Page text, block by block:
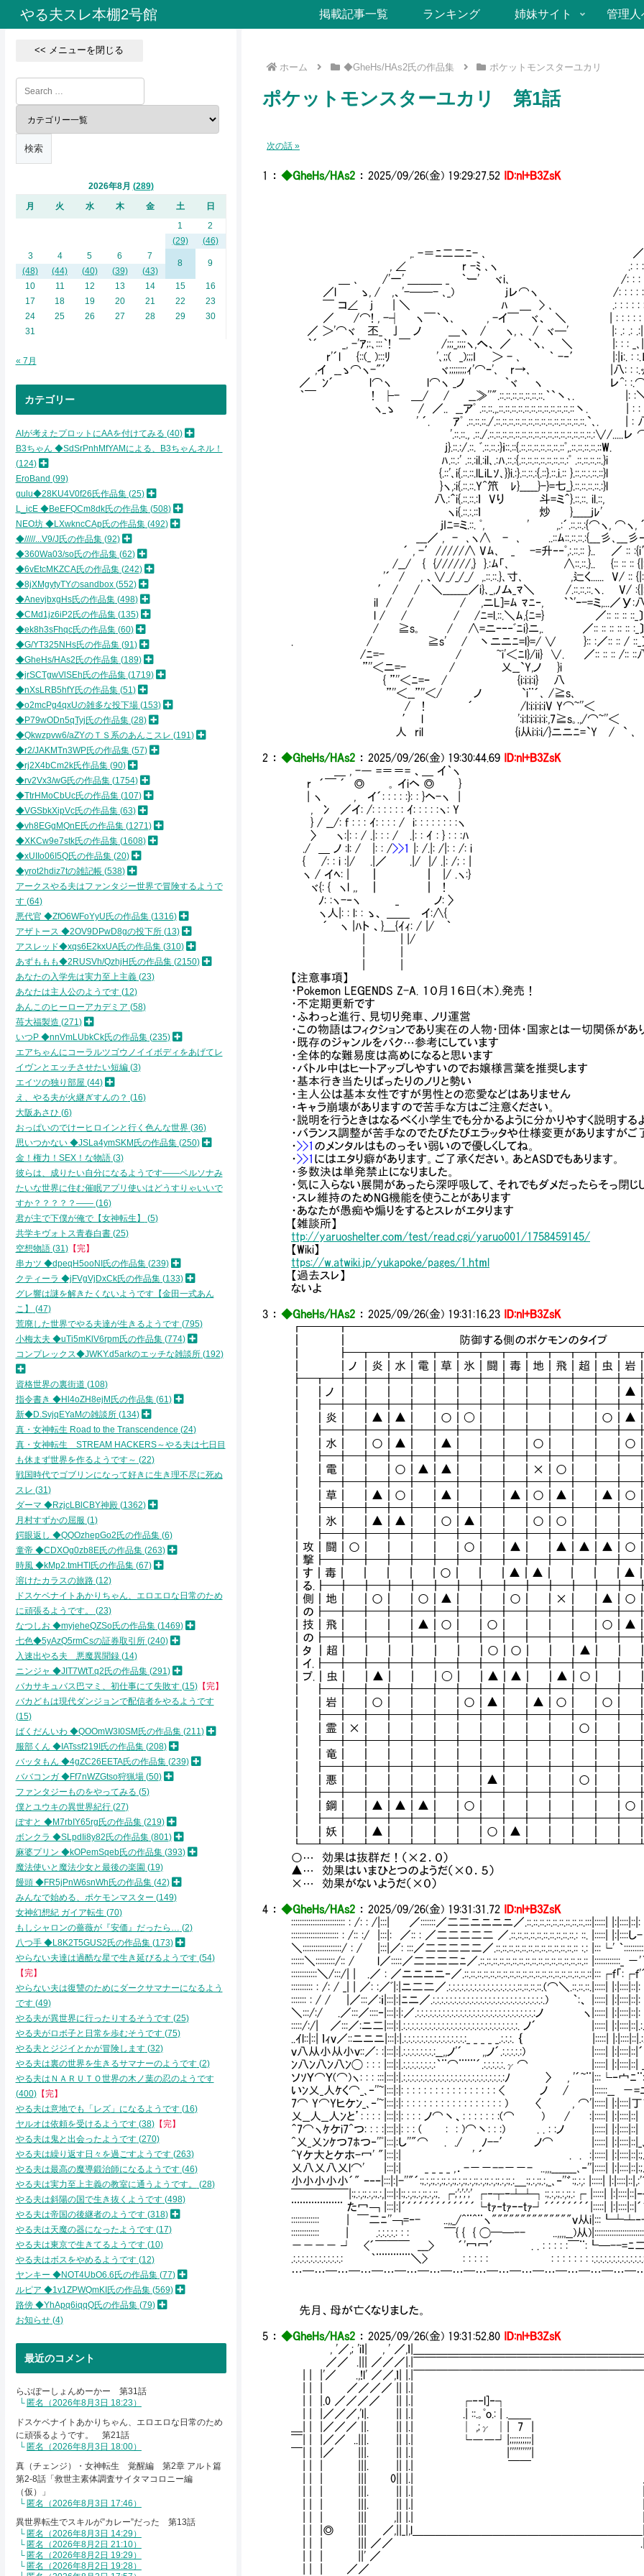
やる夫スレ本棚2号館 掲載記事一覧 ランキング 姉妹サイト 管理人
ホーム ◆GheHs/HAs2氏の作品集 ポケットモンスターユカリ
ポケットモンスターユカリ 第1話
次の話 »
1 ： ◆GheHs/HAs2 ： 2025/09/26(金) 19:29:27.52
ID:nl+B3ZsK
／
( :〈 .
＼〉‐…─へ : : : :
／￣／⌒＼: : : : :＼: :
,. -＝ﾆ二二ﾆ- ､ ／: : ／ : : : |ﾍ:.:＼: :
, ∠ r -ﾐ ､ヽ .: : :／:/: : |: : | ‘, : : ＼:
＿ ､ /'一' ＿＿＿ _ ｀ー' ヾi､ /: : : : :/: : : |: : |:
／l ゝ, / ,、'-──- ､_) jレ⌒ヽ /: : : : : : : : : :| : : : :
￣ コ∠ j | ＼ ﾊ ＿ > ､ .: : : : : : | : : : : : : |: :
／ /⌒! , -┤ ヽ￣｀ヽ､ , -イ￣ ヾ、 ＼ | : : : : : i|: : :. :.|: : |
／ ＞'⌒ヾ 丕_ 亅 ノ ＿ヽ / ヽ, ､ / ヾ─' |: .: .: .:|八 : : : |: :
｀´ _, -'ｱ;:､:::｀! ￣ /;;;_;;;;ヽ,へ、 ／ ｀ヽ､ ＼ |: : : _､| ‐…: :.
r'´l {::(_ ):::ﾘ '､;;( _);;;I ＞ - ､ ｀ -‐′ |:|ｉ:. : :.レ ⌒＼: :
,イ __ゝ⌒ヽ-"′ ヾ;;;;;;;;ｨ'⌒ｰ'､ r→､ |八: : :.ｯ劣恣 ＼: :
／ ﾝ´ l⌒ヽ l⌒ヽ _ノ ｀ヾ ヽ レ^: :.⌒込vﾂ
｀￣ ! ├- ＿/ / __≫''".::.::.::.::.::.::.::.｀`丶､. |: :＼
ヽ_ゝ / ／.. __アﾟ .::.::.,.::.::.::.::.::.::.::.::.::.::.::.::丶.
' ´. ｱﾟ .::.::.::./.::.::.::.::.::.::.::.::.::.::.::.::.::.::.`､. | : 八: : :〕ｈ｡
'.::.::., .::./.::.::.::.::.::.::.::.::.::.::.::.::.::.::.::.::.:∨/.....レ ⌒＼
j}.::.:/.::. ﾞ.::.::.:}ｉ::.::{.::.::.::.::.::.::.::ﾟ,.::.::.::.::.::W.
ﾊ.::.:' .::.:il.:il､.:ﾊ.::.:{.::.::.::.::.::.::.::.:ﾟ .::.::.::.::.}i /
{.::'､i{.::.::.lLiLｿ､}}i.:}.::.::.:{.::}.::.i.:: }.::.::.:.::.::}l
}ヽ,:i{.::.::.Y^笊㍉ﾚ}_____}-}=七_}.::.::.::.::.:}l
八.:＾i{.::.::.:ｌ Vり 斗=ミ＾}.::.::. il.::, '´ヽ}¨´. ＿
ヽi{.::.:.::ｌ 炒 }_____jﾚ' j{.::.ノ...._､＜⌒:: ::
jIﾆ=ミ.::. ﾟ, ' ,.:´.::.::.:{⌒ヽ, ⌒ヽ, ´.::}´.ﾞ厂i:i:i:i/
___／ , - ､ヽ∧ - ､ ..::ﾑ::.::.::.:{___彡､___彡‐ 'ﾞ .
´ , -′/////∧ Vﾑ､ _ -=升‐‐ﾟ,:.::.:: }.. ／ :: :{i′ √i:i:ｉ:/:
/__/ { {//////,} }.:ﾑ「､ ∧::.::.}.. {:: :: :: {|: 〔i:i:ｉ:ｉ:|::
'´ / , 、∨_/_/_/ ,.::.::.}､寸､ ,辷く...... V/ :: {|: 〔i:i:ｉ:ｉ:|
′ / / ＼_______／i}､_,ﾉム_ﾏ＼ /.::.::.::.ヽ. V/ :{|: 〔i:i:ｉ:ｉ:|:
il / / / ,ニL]=ﾑ ﾏﾆ‐, ｀`'ｰ-=ミ,...／У:八＿_〉i:ｉ:ｉ:|ｰ/ :
l / / / /ﾆ=l.::.＼ﾑ,{ﾆ=} ／:: :: :: ::_〕i:i:i:i:i:i:ｉ:ｉ:|::′:: :: ::
/ ≧s｡ / ∧=ニｰ‐‐ﾞﾆi}ニ,. ／:: :: :: :: :: :_〕i:i:i:i:i:i:i:ｉ:|::
. / ≧s' / 丶ニニﾆ=l}=/ ∨ }:: :／:: :: / ::_〕i:i:i:i:i:i:i:i:|::0::
/ﾆ=- / ~i'＜ﾆl}/ii} ∨. ／:: :: :: /:: ::八i:i:i:i:i:i:i:ｉ|:: :: ::
”''＜ニ=- / 乂__`Y,ノ }i
{ ”''＜ﾆ=ｰ / {i:i:i:i} 八
”''＜__”''＜/ ノ `i¨´､ /≧s､
/ ! ´ /l:i:i:i:iV Y⌒~''＜
′ l ':i:l:i:i:i:i:,7≧s｡.,/⌒~''＜
人 ril {i从i:i:i/}ニニﾆ=`Y / ` ､
2 ： ◆GheHs/HAs2 ： 2025/09/26(金) 19:30:44.69
ID:nl+B3ZsK
＿ , -― =＝＝= 、＿ イ｀ヽ
r ´￣ ´ ◎ ｡ イiヘ ◎ }
| ヽ , イ´: : : : :}: : }ヘ-ヽ |
, 冫 ／イ: /: : : : : : ｲ: : : : :ヽ: Y
} / __/: f : : : ｲ: : : : / i: : : : : : : :ヽ
〉 ヽ:|: : / .|: : : / .|: : ｲ : } : : :ﾊ
./ ＿ ノ :l: / |: : />>1
|: /.|: /|: : /: i
{ /: : i :|/ .|／ .|/ |/ .|: /; : |
ヽ / イﾍ: | ┃ ┃ |/ .ヽ:}
ヾ{: { ヽl ,, ┃ ┃ !
ﾉ: :ヽ-‐ヽ _ ノ: 〉
ヽ人|: : l: : ゝ、 ＿＿ イ:∧{
´ ヽ |ﾊト 、}＿{ｲｨ: / |/ ｀
| | |/
【注意事項】
・Pokemon LEGENDS Z-A. １０月１６日（木）.発売！
・不定期更新です
・ふわっと進行、見切り発車、ノリ運営
・この物語はフィクションであり実在の人物・団体・国家とは一切関係があ
・既存のジャンルをパク…参考にしています
・全体的な難易度は高めになると思います
・バトル中はヒートアップしやすいのでお嬢様言葉を推奨します
・基本行き当たりばったりのノリと勢い
・主人公は基本女性ですが男性との恋愛などはありません
・キャラ崩壊がありますので苦手な方はご注意ください。
・説明を行うときはなるべく小学生でも分かるように分かりやすく説明する
・バランス調整が苦手なのでたびたびエラッタや仕様変更がありますがご了
・>>1 のメンタルはものっそい弱いので優しくしてね。
・>>1 にはエタり癖があります。ご了承ください。あとASDでもあります。
・多数決は単発禁止になりました。
・気に入らない展開があったら深呼吸して、それでもダメだったらそっ閉じ
・スレ維持のためNG機能を使うことがあります
・あなたが愚痴や煽りをするとスレがエタります
【雑談所】
ttp://yaruoshelter.com/test/read.cgi/yaruo001/1758459145/
【Wiki】
ttps://w.atwiki.jp/yukapoke/pages/1.html
【過去スレ】
ないよ
3 ： ◆GheHs/HAs2 ： 2025/09/26(金) 19:31:16.23
ID:nl+B3ZsK
┃ ┃ 防御する側のポケモン
┃
┃ ┃ノ ┃炎┃水┃電┃草┃氷┃闘┃毒┃地┃飛┃超┃虫┃岩┃
┃ ┃ノ ┃ ┃ ┃ ┃ ┃ ┃ ┃ ┃ ┃ ┃ ┃ ┃
┃
┃ ┃炎┃ ┃▲┃▲┃ ┃○┃〇┃ ┃ ┃ ┃ ┃
┃
┃ ┃水┃ ┃○┃▲┃ ┃▲┃ ┃ ┃ ┃○┃ ┃ ┃
┃
┃ ┃電┃ ┃ ┃○┃▲┃▲┃ ┃ ┃ ┃×┃○┃ ┃ ┃
┃
┃ ┃草┃ ┃▲┃○┃ ┃▲┃ ┃ ┃▲┃○┃▲┃
┃
┃ ┃氷┃ ┃▲┃▲┃ ┃○┃▲┃ ┃ ┃○┃○┃ ┃ ┃
┃
┃攻┃闘┃○┃ ┃ ┃ ┃ ┃○┃ ┃▲┃
┃撃
┃す┃毒┃ ┃ ┃ ┃ ┃○┃ ┃ ┃▲┃▲┃ ┃ ┃
┃る
┃側┃地┃ ┃○┃ ┃○┃▲┃ ┃ ┃○┃ ┃×┃
┃の
┃技┃飛┃ ┃ ┃ ┃▲┃○┃ ┃○┃ ┃ ┃ ┃
┃の
┃タ ┃超┃ ┃ ┃ ┃ ┃ ┃ ┃○┃○┃ ┃ ┃▲┃ ┃
┃イ
┃プ.┃虫┃ ┃▲┃ ┃ ┃〇┃ ┃▲┃▲┃ ┃▲┃○┃ ┃
┃
┃ ┃岩┃ ┃○┃ ┃ ┃ ┃○┃▲┃ ┃▲┃○┃ ┃○┃
┃
┃ ┃霊┃×┃ ┃ ┃ ┃ ┃ ┃ ┃ ┃ ┃ ┃○┃ ┃
┃
┃ ┃竜┃ ┃ ┃ ┃ ┃ ┃ ┃ ┃ ┃ ┃ ┃ ┃ ┃ ┃
┃
┃ ┃悪┃ ┃ ┃ ┃ ┃ ┃ ┃▲┃ ┃ ┃ ┃○┃ ┃
┃
┃ ┃鋼┃ ┃▲┃▲┃▲┃ ┃○┃ ┃ ┃ ┃ ┃ ┃
┃
┃ ┃妖┃ ┃▲┃ ┃ ┃ ┃ ┃○┃▲┃ ┃ ┃ ┃ ┃
○… 効果は抜群だ！（×２．０）
▲… 効果はいまひとつのようだ（×０．５）
×… 効果がないようだ（×０）
4 ： ◆GheHs/HAs2 ： 2025/09/26(金) 19:31:31.72
ID:nl+B3ZsK
::::::::::::::::::::::::: : /: : /|:::| ／:::::::／二二ニニニニ／.::.::.::.::.::.::.::.::.::.:::|:::::|
:::::::::::::::::::::: : /:: :/ |:::|: ／:: : ／二二二二二 ／.::.::.::.::.::.::.::.::.::.::.: ::. |:::::| |:|::::し
＼::::::::::::::::::/ : / |:::|／: :::／二二二二二／.::.::.::.::.::.::.::.::.::.::.::.::.:: :.: |:::└' ｀
::::::＼:::::::::/:: / l／:::::／二二二二ﾆ／.::.::.::.::.::.::.::.::.::.::.::.::.::.::.::.::.:: |::::::::::::_
::::::::::::＼/:::/| | .／ : ／ニニニニ‐／.::.::.::.::.::.::.::.::.::.::.::.::.::.::.::.::.::.::.::.::|:::┌ｆ「
:::::::::: : /: / _| | ／: :／ﾞ|:|ニ二二／.:.:.:.:.:.:.:.:.:.:.:.:.:.:.:.:.::.::.::.::.(⌒＼.::.::.::.|:::::|
::::::: : / / |／:::／:ｉ|:::|:|ﾆニ／.:.:.:.:.:.:.:.:.:.:.:.:.:.:.:.:.:.:.:.:.:.:.:.:.:.:.) ｀:、 |:::::|
＼:::/:/ .／:::／::::‐|:::|:|:／.:.:.:.:.:.:.:.:.:.:.:.:.:.:.:.:.:.:.:.:.:.:.:.:.:.:.:.:ノ ヽ|:::::|
:::::/:/| ／:::／:ニ二|:::|:|.:.:.:.:.:.:.:.:.:.:.:.:.:.:.:.:.:.:.:.:.:.:.:.:.:.:.:. ノ´ |:::::|
..ｲl::|::| ｌｨｖ／::ニニニ|:::|:|.:.:.:.:.:.:.:.:.:.:.:.:.:.:.:_ _ _ _ _.:.:.:. ｛ |:::::|
ｖ八从小从小ｖ::／: :|:::|:|.:.:.:.:.:.:.:.:__,,ノ'´ ,,ノ´.:.:.:.:.:) |:::::|
ﾝ八ﾝ八ﾝ八ﾝ◯ : : : |:::|:|.:.:.:.:.:.:.:.:｀¨⌒¨¨¨´.:.:.:.:.:.γ⌒ |:::::| |:|::::|::|
ソｿＹ⌒Ｙ(⌒)ヽ: : : :::|:::|:|.:.:.:.:.:.:.:.:.:.:.:.:.:.:.:.:.:.:.:.:.:.:.:.:ﾉ 〉 , '´~¨|:::└‐宀ﾆ
いﾝ乂_人ｹく⌒_､‐''~|:::|:|: : : : : : : : : : : : : : : : : < ノ / |::::::__ －=ﾆ
7⌒ Y⌒Yヒケﾝ_､‐'~|:::|:|: : : : : : : : : : : : : : : : : : ) 〈 , ⌒'|:::::|
乂__人__人ﾝと’: : : : |:::|:|: : : : ノ⌒丶、: : : : : : :(⌒ ) / :|:::::|
＾7⌒ヽｹケi7^つ: : : :|:::|:|: : : ( : : )⌒丶: : :) . . : :ノ |:::::| |:|::::|::| ノ
^乂_乂ﾝｹつ7ﾎつ‐''ﾟ|:::|:し''"⌒ . ./ ﾉ--′ ノ⌒ |:::::| |:|::::|::|_､‐''゛
^Yケ大とケホ-冖' "|:::|:| ' ´ . . :|:::::|
乂八乂八乂l⌒' |:::|:| _ _ _ _ ,．-－－--－－- ..,,,_______､‐''|:::::|
小小小小小´" ｰ‐ｰ|:::|:|-''"´:;.:,:;.:,:;.:,:;.:,:;.:,:;.:,:;.:,:;.:,:;.:＿:;.:,:;.:,_､‐''゛:;.:,: |:::::|
￣￣￣￣￣|:;.:,:;.:,:;.:,|:::|:|:;.:,:;.:,:;.:,:;. ┌;';';';' ┌‐┬ｰ┴┴┐:;.:,:;.:,:;.:┌ |:::::|
¨¨¨¨¨¨¨¨¨ た冖￢ |:::|:|´´´´´´´´´´´´´└ｔｧ‐ｔｧｰ‐ｔｧ┘´´´´´´´´|:::::|
::::::::::::: | ￣二ﾆ''￢=‐- ..,,_/^¨^¨ヽ""""""""""""""ｖ从i|:::┗┷┴‐--- ､
::::::::::::: | .:.:.:.:.: : : ￣{ { { ◯━─-- ..,,,,__)从
－－－－ ┘ <´￣￣￣ ___> ´'冖冖′ . . : : : : :￣¨:┗─--=ﾆ二三＿
.:.:.:.:.:.:.:.:.:.:.:.: ｀¨¨¨¨¨¨＼> : : : : : : : : : : : :
先月、母が亡くなりました。
5 ： ◆GheHs/HAs2 ： 2025/09/26(金) 19:31:52.80
ID:nl+B3ZsK
, '／,; 'iｌ| , ' ／,ｌ|＿＿＿＿＿＿＿＿＿＿＿＿＿＿＿＿＿＿＿＿
／／ .||| ／／／|.|￣￣￣￣￣￣￣￣￣￣￣￣￣￣￣￣￣￣￣￣
| | |'／ .,!l' ／／,ｌ| |.|￣￣￣￣￣￣￣￣￣￣￣￣￣￣￣￣￣￣￣￣
| | | ／／／／ || |.|
| | |.0 ／／／／ || |.| ┌‐‐l]‐┐
| | |／／／,'l|. || |.| .| ::.｡ﾟo.: | .＿＿
＿| | |／／／ ||. || |.| │ ,;γ │| 7 |
￣| | |／／ ..|||. || |.| └――┘|;;;;;;;;;;|
￣| | |／ |||. || |.| |''''''''''|
| | | |||. || |.| ￣￣ .┌┐＿
| | | ||| 0|| |.| ／└┘(二
| | | |||. || |.| |[二二二
| | | ||| ,|| |.| ||＿＿＿
| | |◎ ||| ／,||_|,l＿＿＿＿＿＿＿＿＿＿＿＿＿＿＿＿＿＿＿＿||＿
| | | ||| ／／ .|[二二二
| | | ||' ／
| | | ／／
<< メニューを閉じる
2026年8月
289
月
火 水 木 金 土
日
1
(29)
2
(46)
3
(48)
4
(44)
5
(40)
6
(39)
7
(43)
8 9
10 11 12 13 14 15
16
17
18 19 20 21 22
23
24
25 26 27 28 29
30
31
« 7月
カテゴリー
AIが考えたプロットにAAを付けてみる 40
B3ちゃん ◆SdSrPnhMfYAMによる、B3ちゃんネル！
124
EroBand 99
gulu◆28KU4V0f26氏作品集 25
L_icE ◆BeEFQCm8dk氏の作品集 508
NEO坊 ◆LXwkncCAp氏の作品集 492
◆/////...V9/J氏の作品集 92
◆360Wa03/so氏の作品集 62
◆6vEtcMKZCA氏の作品集 242
◆8jXMgytyTYのsandbox 552
◆AnevjbxgHs氏の作品集 498
◆CMd1jz6iP2氏の作品集 135
◆ek8h3sFhqc氏の作品集 60
◆G/YT325NHs氏の作品集 91
◆GheHs/HAs2氏の作品集 189
◆jrSCTgwVlSEh氏の作品集 1719
◆nXsLRB5hfY氏の作品集 51
◆o2mcPg4qxUの雑多な投下場 153
◆P79wODn5qTyj氏の作品集 28
◆Qkwzpvw6/aZYのＴＳ系のあんこスレ 191
◆r2/JAKMTn3WP氏の作品集 57
◆rj2X4bCm2k氏作品集 90
◆rv2Vx3/wG氏の作品集 1754
◆TtrHMoCbUc氏の作品集 107
◆VGSbkXipVc氏の作品集 63
◆vh8EGgMQnE氏の作品集 1271
◆XKCw9e7stk氏の作品集 1608
◆xUIIo06I5Q氏の作品集 20
◆yrot2hdiz7tの雑記帳 538
アークスやる夫はファンタジー世界で冒険するようで
す 64
悪代官 ◆ZfO6WFoYyU氏の作品集 1316
アザトース ◆2OV9DPwD8gの投下所 13
アスレッド◆xqs6E2kxUA氏の作品集 310
あずももも◆2RUSVh/QzhjH氏の作品集 2150
あなたの入学先は実力至上主義 23
あなたは主人公のようです 12
あんこのヒーローアカデミア 58
苺大福製造 271
いつP ◆nnVmLUbkCk氏の作品集 235
エアちゃんにコーラルツゴウノイイボディをあげてレ
イヴンとエッチさせたい短編 3
エイツの独り部屋 44
え、やる夫が火継ぎすんの？
16
大阪あさひ 6
おっぱいのでけーヒロインと行く色んな世界 36
思いつかない ◆JSLa4ymSKM氏の作品集 250
金！権力！SEX！な物語 3
彼らは、成りたい自分になるようです――ペルソナみ
たいな世界に住む催眠アプリ使いはどうすりゃいいで
すか？？？？？―― 16
君が主で下僕が俺で【女神転生】
5
共学キヴォトス青春白書 25
空想物語 31 【完】
串カツ ◆dpeqH5ooNI氏の作品集 239
クティーラ ◆jFVgVjDxCk氏の作品集 133
グレ響は謎を解きたくないようです【金田一式あん
こ】
47
荒廃した世界でやる夫達が生きるようです 795
小梅太夫 ◆uTi5mKlV6rpm氏の作品集 774
コンプレックス◆JWKY.d5arkのエッチな雑談所 192
資格世界の裏街道 108
指令書き ◆Hl4oZH8ejM氏の作品集 61
新◆D.SvjqEYaMの雑談所 134
真・女神転生 Road to the Transcendence 24
真・女神転生 STREAM HACKERS～やる夫は七日目
も休まず世界を作るようです～
22
戦国時代でゴブリンになって好きに生き理不尽に死ぬ
スレ 31
ダーマ ◆RzjcLBlCBY神殿 1362
月村すずかの屈服 1
鍔眼返し ◆QQOzhepGo2氏の作品集 6
童帝 ◆CDXOg0zb8E氏の作品集 263
時風 ◆kMp2.tmHTI氏の作品集 67
溶けたカラスの旅路 12
ドスケベナイトあかりちゃん、エロエロな日常のため
に頑張るようです。
23
なつしお ◆myjeheQZSo氏の作品集 1469
七色◆5yAzQ5rmCsの証券取引所 240
入速出やる夫 悪魔異聞録 14
ニンジャ ◆JIT7WtT.q2氏の作品集 291
バカサキュバス巴マミ、初仕事にて失敗す 15 【完】
バカどもは現代ダンジョンで配信者をやるようです
15
ばくだんいわ ◆QOOmW3I0SM氏の作品集 211
服部くん ◆IATssf219I氏の作品集 208
バッタもん ◆4gZC26EETA氏の作品集 239
ババコンガ ◆Ff7nWZGtso狩猟場 50
ファンタジーものをやってみる 5
僕とユウキの異世界紀行 27
ぽすと ◆M7rbIY65rg氏の作品集 219
ボンクラ ◆SLpdIi8y82氏の作品集 801
麻婆プリン ◆kOPemSqeb氏の作品集 393
魔法使いと魔法少女と最後の楽園 19
饅頭 ◆FR5jPnW6snWh氏の作品集 42
みんなで始める、ポケモンマスター 149
女神幻想紀 ガイア転生 70
もしシャロンの薔薇が『安価』だったら… 2
八つ手 ◆L8K2T5GUS2氏の作品集 173
やらない夫達は過酷な星で生き延びるようです 54
【完】
やらない夫は復讐のためにダークサマナーになるよう
です 49
やる夫が異世界に行ったりするそうです 25
やる夫がロボ子と日常を歩むそうです 75
やる夫とジジイとかが冒険します 32
やる夫は裏の世界を生きるサマナーのようです 2
やる夫はＮＡＲＵＴＯ世界の木ノ葉の忍のようです
400 【完】
やる夫は意地でも「レズ」になるようです 16
ヤルオは依頼を受けるようです 38 【完】
やる夫は鬼と出会ったようです 270
やる夫は繰り返す日々を過ごすようです 263
やる夫は最高の魔導鍛治師になるようです 46
やる夫は実力至上主義の教室に通うようです。
28
やる夫は斜陽の国で生き抜くようです 498
やる夫は帝国の後継者のようです 318
やる夫は天魔の器になったようです 17
やる夫は東京で生きてるようです 10
やる夫はボスをやめるようです 12
ヤンキー ◆NOT4UbO6.6氏の作品集 77
ルピア ◆1v1ZPWQmKI氏の作品集 569
路傍 ◆YhApq6iqqQ氏の作品集 79
お知らせ 4
最近のコメント
らぶぽーしょんめーかー 第31話
匿名（2026年8月3日 18:23）
ドスケベナイトあかりちゃん、エロエロな日常のため
に頑張るようです。 第21話
匿名（2026年8月3日 18:00）
真（チェンジ）・女神転生 覚醒編 第2章 アルト篇
第2-8話「救世主素体調査サイタマコロニー編
（仮）」
匿名（2026年8月3日 17:46）
異世界転生でスキルが”カレー”だった 第13話
匿名（2026年8月3日 14:29）
匿名（2026年8月2日 21:10）
匿名（2026年8月2日 19:29）
匿名（2026年8月2日 19:28）